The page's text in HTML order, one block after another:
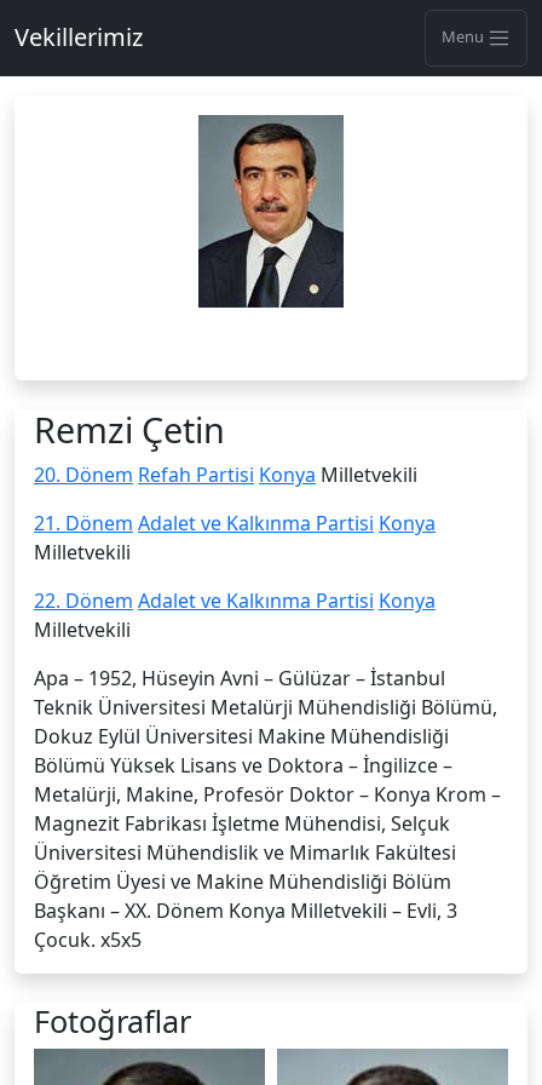
Vekillerimiz Menu
Remzi Çetin
20. Dönem Refah Partisi Konya Milletvekili
21. Dönem Adalet ve Kalkınma Partisi Konya
Milletvekili
22. Dönem Adalet ve Kalkınma Partisi Konya
Milletvekili
Apa – 1952, Hüseyin Avni – Gülüzar – İstanbul
Teknik Üniversitesi Metalürji Mühendisliği Bölümü,
Dokuz Eylül Üniversitesi Makine Mühendisliği
Bölümü Yüksek Lisans ve Doktora – İngilizce –
Metalürji, Makine, Profesör Doktor – Konya Krom –
Magnezit Fabrikası İşletme Mühendisi, Selçuk
Üniversitesi Mühendislik ve Mimarlık Fakültesi
Öğretim Üyesi ve Makine Mühendisliği Bölüm
Başkanı – XX. Dönem Konya Milletvekili – Evli, 3
Çocuk. x5x5
Fotoğraflar